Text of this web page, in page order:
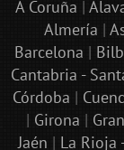
A Coruña |
Almería |
Barcelona |
Cantabria -
Córdoba |
| Girona |
Jaén | La Rioja